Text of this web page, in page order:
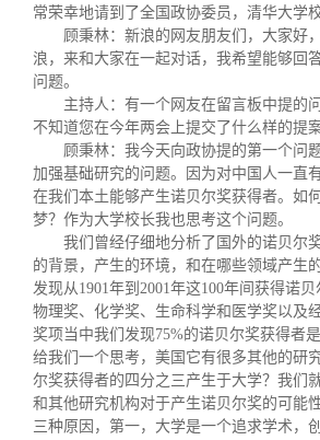
专业委员会
西南联大校友会
捐赠纪事
义工计划
《水木清华》
新媒体平台
清华人物
青春风采
校友文苑
校友讲坛
校友视界
校友服务
信息化服务
三创大赛
实用信息
总会简介
会长致辞
总会章程
理事会名单
制度法规
关闭
常荣幸地请到了全国政协委员，清华大学
顾秉林：新浪的网友朋友们，大家好
浪，来和大家在一起对话，我希望能够回
问题。
主持人：有一个网友在留言板中提的
不知道您在今年两会上提交了什么样的提
顾秉林：我今天向政协提的第一个问
加强基础研究的问题。因为对中国人一直
在我们本土能够产生诺贝尔奖获得者。如
梦？作为大学校长我也思考这个问题。
我们曾经仔细地分析了国外的诺贝尔
的背景，产生的环境，和在哪些领域产生
发现从1901年到 2001年这100年间获得诺
物理奖、化学奖、生命科学和医学奖以及
奖项当中我们发现75%的诺贝尔奖获得者
给我们一个思考，美国它有很多其他的研
尔奖获得者的四分之三产生于大学？我们
和其他研究机构对于产生诺贝尔奖的可能
三种原因，第一，大学是一个追求学术，